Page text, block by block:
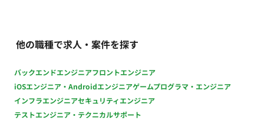
他の職種で求人・案件を探す
バックエンドエンジニアフロントエンジニア
iOSエンジニア・Androidエンジニアゲームプログラマ・エンジニア
インフラエンジニアセキュリティエンジニア
テストエンジニア・テクニカルサポート